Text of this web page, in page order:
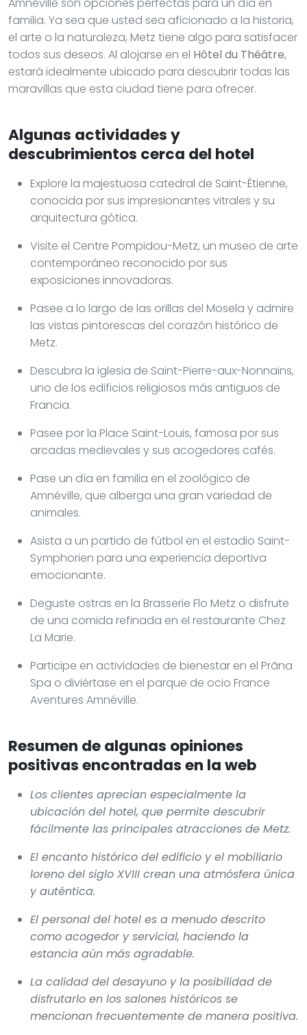
familia. Ya sea que usted sea aficionado a la historia,
el arte o la naturaleza, Metz tiene algo para satisfacer
todos sus deseos. Al alojarse en el Hôtel du Théâtre,
estará idealmente ubicado para descubrir todas las
maravillas que esta ciudad tiene para ofrecer.
Algunas actividades y
descubrimientos cerca del hotel
Explore la majestuosa catedral de Saint-Étienne,
conocida por sus impresionantes vitrales y su
arquitectura gótica.
Visite el Centre Pompidou-Metz, un museo de arte
contemporáneo reconocido por sus
exposiciones innovadoras.
Pasee a lo largo de las orillas del Mosela y admire
las vistas pintorescas del corazón histórico de
Metz.
Descubra la iglesia de Saint-Pierre-aux-Nonnains,
uno de los edificios religiosos más antiguos de
Francia.
Pasee por la Place Saint-Louis, famosa por sus
arcadas medievales y sus acogedores cafés.
Pase un día en familia en el zoológico de
Amnéville, que alberga una gran variedad de
animales.
Asista a un partido de fútbol en el estadio Saint-
Symphorien para una experiencia deportiva
emocionante.
Deguste ostras en la Brasserie Flo Metz o disfrute
de una comida refinada en el restaurante Chez
La Marie.
Participe en actividades de bienestar en el Prãna
Spa o diviértase en el parque de ocio France
Aventures Amnéville.
Resumen de algunas opiniones
positivas encontradas en la web
Los clientes aprecian especialmente la
ubicación del hotel, que permite descubrir
fácilmente las principales atracciones de Metz.
El encanto histórico del edificio y el mobiliario
loreno del siglo XVIII crean una atmósfera única
y auténtica.
El personal del hotel es a menudo descrito
como acogedor y servicial, haciendo la
estancia aún más agradable.
La calidad del desayuno y la posibilidad de
disfrutarlo en los salones históricos se
mencionan frecuentemente de manera positiva.